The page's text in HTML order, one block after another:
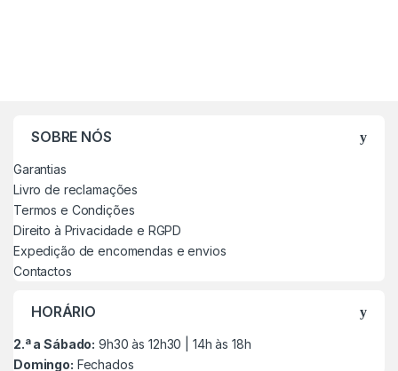
SOBRE NÓS
Garantias
Livro de reclamações
Termos e Condições
Direito à Privacidade e RGPD
Expedição de encomendas e envios
Contactos
HORÁRIO
2.ª a Sábado: 9h30 às 12h30 | 14h às 18h
Domingo: Fechados